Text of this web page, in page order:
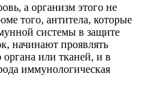
а организм этого не
того, антитела, которые
системы в защите
начинают проявлять
или тканей, и в
иммунологическая